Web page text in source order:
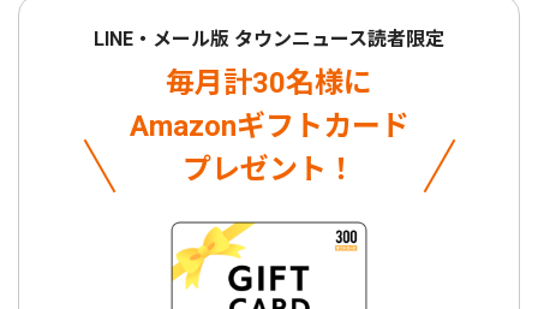
LINE・メール版 タウンニュース読者限定
毎月計30名様に
Amazonギフトカード
プレゼント！